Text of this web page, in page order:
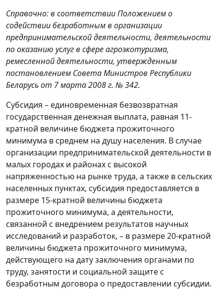
Справочно: в соответствии Положениемо
содействии безработным в организации
предпринимательской деятельности, деятельности
по оказанию услуг в сфере агроэкотуризма,
ремесленной деятельности, утвержденным
постановлением Совета Министров Республики
Беларусь от 7 марта 2008 г. № 342.
Субсидия – единовременная безвозвратная
государственная денежная выплата, равная 11-
кратной величине бюджета прожиточного
минимума в среднем на душу населения. В случае
организации предпринимательской деятельности в
малых городах и районах с высокой
напряженностью на рынке труда, а также в сельских
населенных пунктах, субсидия предоставляется в
размере 15-кратной величины бюджета
прожиточного минимума, а деятельности,
связанной с внедрением результатов научных
исследований и разработок, – в размере 20-кратной
величины бюджета прожиточного минимума,
действующего на дату заключения органами по
труду, занятости и социальной защите с
безработным договора о предоставлении субсидии.